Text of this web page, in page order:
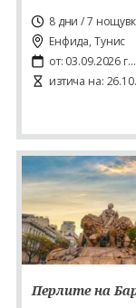
8 дни / 7
Енфида, Тунис
от: 03.09.2026
изтича на:
Перлите на